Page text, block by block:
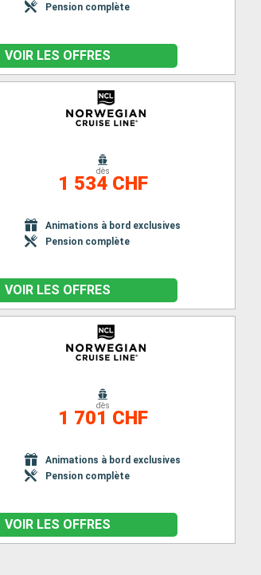
Pension complète
VOIR LES OFFRES
dès
1 534 CHF
Animations à bord exclusives
Pension complète
VOIR LES OFFRES
dès
1 701 CHF
Animations à bord exclusives
Pension complète
VOIR LES OFFRES